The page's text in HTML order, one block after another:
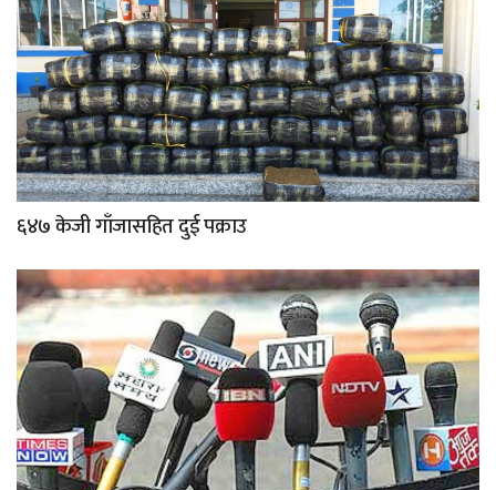
६४७ केजी गाँजासहित दुई पक्राउ